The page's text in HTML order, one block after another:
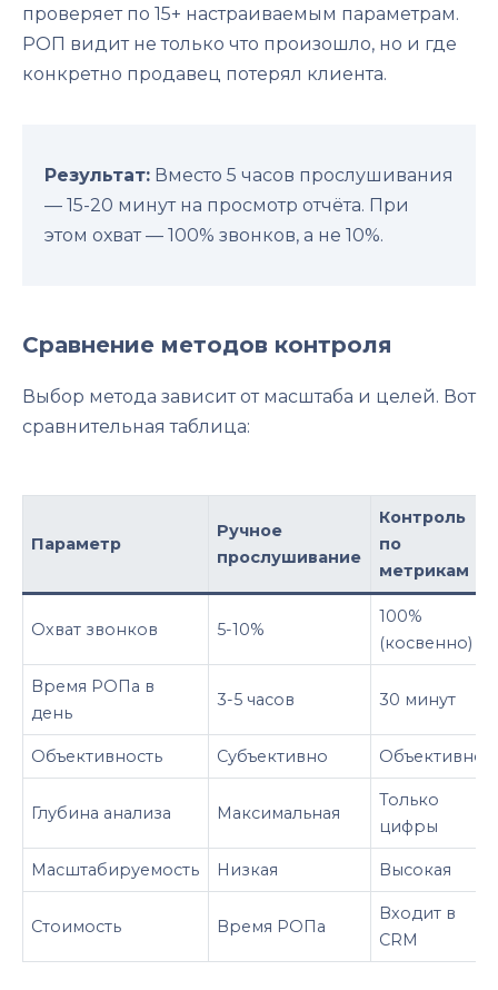
проверяет по 15+ настраиваемым параметрам.
РОП видит не только что произошло, но и где
конкретно продавец потерял клиента.
Результат: Вместо 5 часов прослушивания
— 15-20 минут на просмотр отчёта. При
этом охват — 100% звонков, а не 10%.
Сравнение методов контроля
Выбор метода зависит от масштаба и целей. Вот
сравнительная таблица:
Параметр
Ручное
прослушивание
Контроль
по
метрикам
Охват звонков 5-10%
100%
(косвенно)
Время РОПа в
день
3-5 часов 30 минут
Объективность Субъективно Объективно
Глубина анализа Максимальная
Только
цифры
Масштабируемость Низкая Высокая
Стоимость Время РОПа
Входит в
CRM